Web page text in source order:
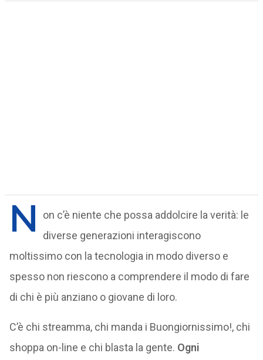
N
on c’è niente che possa addolcire la verità: le
diverse generazioni interagiscono
moltissimo con la tecnologia in modo diverso e
spesso non riescono a comprendere il modo di fare
di chi è più anziano o giovane di loro.
C’è chi streamma, chi manda i Buongiornissimo!, chi
shoppa on-line e chi blasta la gente. Ogni